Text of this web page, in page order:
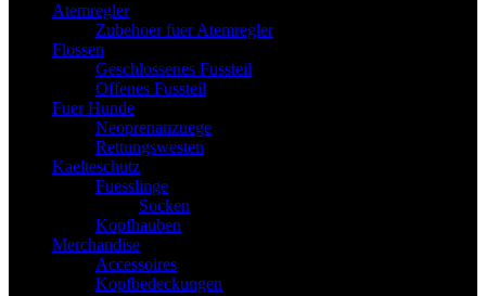
Atemregler
Zubehoer fuer Atemregler
Flossen
Geschlossenes Fussteil
Offenes Fussteil
Fuer Hunde
Neoprenanzuege
Rettungswesten
Kaelteschutz
Fuesslinge
Socken
Kopfhauben
Merchandise
Accessoires
Kopfbedeckungen